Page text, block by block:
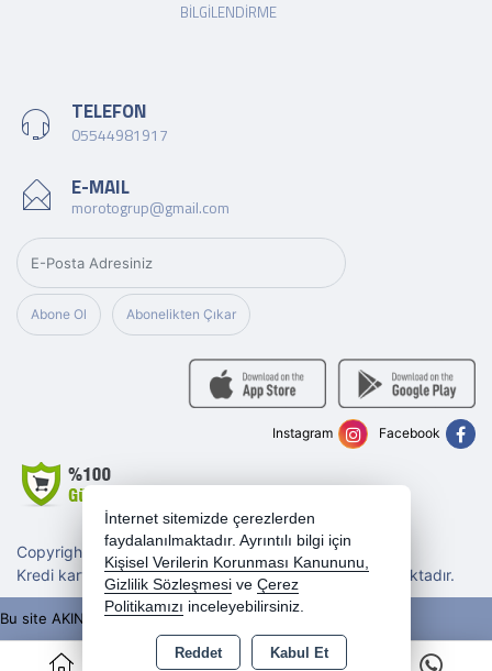
0
BILGILENDIRME
TELEFON
05544981917
E-MAIL
morotogrup@gmail.com
Abone Ol Abonelikten Çıkar
Copyright 2026 morotogrup.com - Tüm hakları saklıdır.
Kredi kartı bilgileriniz 256bit SSL sertifikası ile korunmaktadır.
Facebook
Instagram
Bu site AKINSOFT E-Ticaret ile hazırlanmıştır.
İnternet sitemizde çerezlerden
faydalanılmaktadır. Ayrıntılı bilgi için
Kişisel Verilerin Korunması Kanununu,
Gizlilik Sözleşmesi ve Çerez
Politikamızı inceleyebilirsiniz.
Reddet Kabul Et